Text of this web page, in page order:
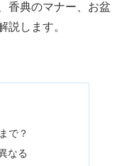
香典のマナー、お盆
説します。
で？
なる